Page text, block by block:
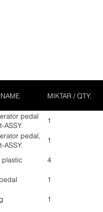
MIKTAR / QTY.
pedal
ASSY.
1
pedal,
ASSY.
1
plastic 4
1
1